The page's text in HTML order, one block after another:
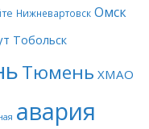
Нижневартовск Омск
Тобольск
Тюмень ХМАО
авария